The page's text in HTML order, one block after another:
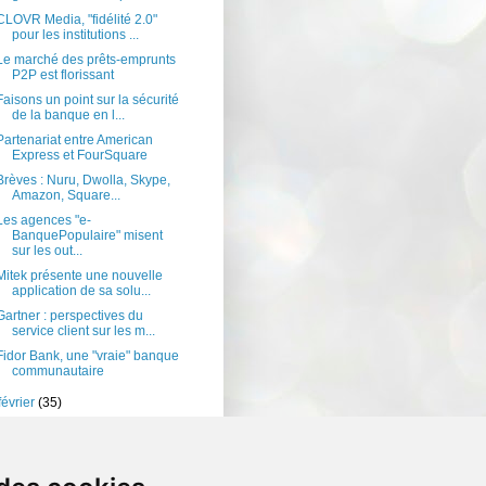
Media, "fidélité 2.0"
pour les institutions ...
marché des prêts-emprunts
P2P est florissant
un point sur la sécurité
de la banque en l...
entre American
Express et FourSquare
: Nuru, Dwolla, Skype,
Amazon, Square...
agences "e-
BanquePopulaire" misent
sur les out...
présente une nouvelle
application de sa solu...
: perspectives du
service client sur les m...
Bank, une "vraie" banque
communautaire
(35)